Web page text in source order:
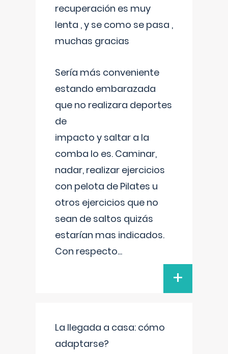
recuperación es muy
lenta , y se como se pasa ,
muchas gracias
Sería más conveniente
estando embarazada
que no realizara deportes
de
impacto y saltar a la
comba lo es. Caminar,
nadar, realizar ejercicios
con pelota de Pilates u
otros ejercicios que no
sean de saltos quizás
estarían mas indicados.
Con respecto...
+
La llegada a casa: cómo
adaptarse?